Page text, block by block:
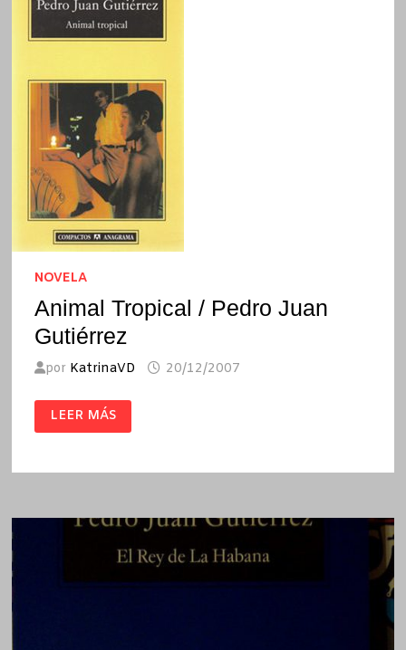
NOVELA
Animal Tropical / Pedro Juan
Gutiérrez
por KatrinaVD 20/12/2007
ANIMAL
TROPICAL
/
GUTIÉRREZ
LEER MÁS